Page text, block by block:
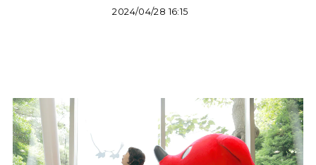
2024/04/28 16:15